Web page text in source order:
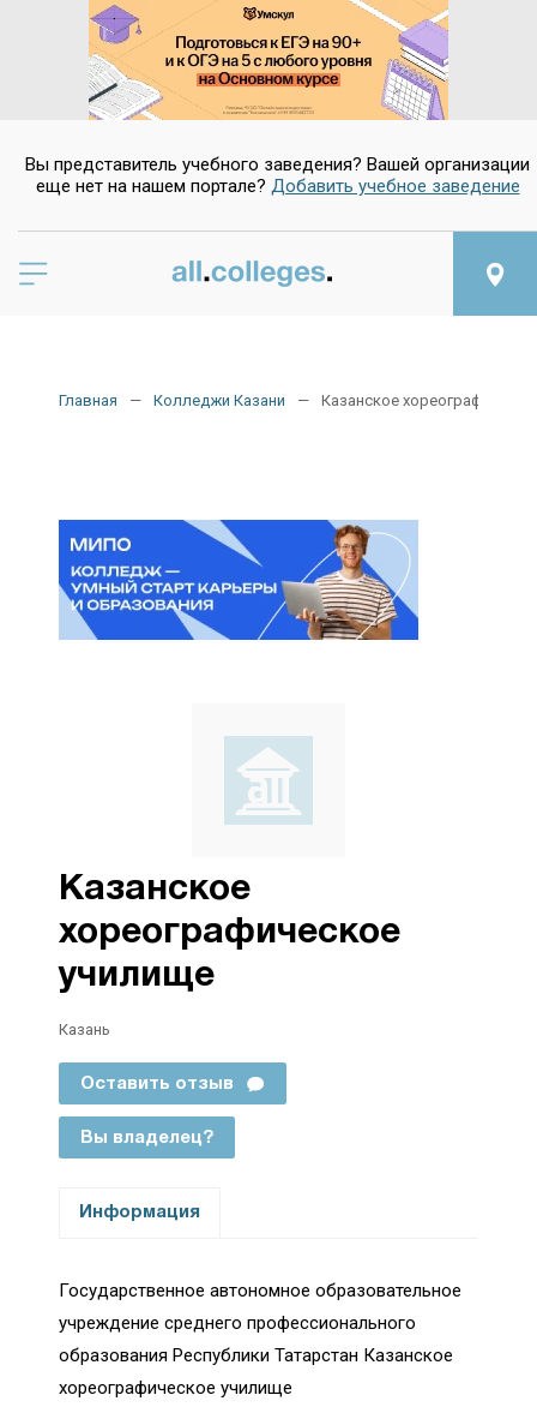
Вы представитель учебного заведения? Вашей организации
еще нет на нашем портале? Добавить учебное заведение
Главная Колледжи Казани Казанское
Казанское
хореографическое
училище
Казань
Оставить отзыв
Вы владелец?
Информация
Государственное автономное образовательное
учреждение среднего профессионального
образования Республики Татарстан Казанское
хореографическое училище